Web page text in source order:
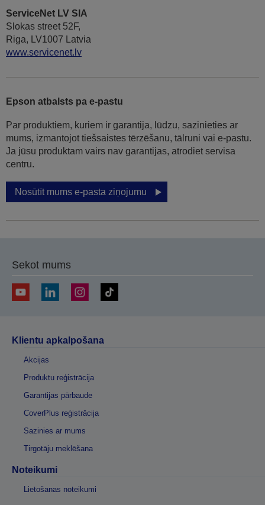
ServiceNet LV SIA
Slokas street 52F,
Riga, LV1007 Latvia
www.servicenet.lv
Epson atbalsts pa e-pastu
Par produktiem, kuriem ir garantija, lūdzu, sazinieties ar
mums, izmantojot tiešsaistes tērzēšanu, tālruni vai e-pastu.
Ja jūsu produktam vairs nav garantijas, atrodiet servisa
centru.
Nosūtīt mums e-pasta ziņojumu
Sekot mums
Klientu apkalpošana
Akcijas
Produktu reģistrācija
Garantijas pārbaude
CoverPlus reģistrācija
Sazinies ar mums
Tirgotāju meklēšana
Noteikumi
Lietošanas noteikumi